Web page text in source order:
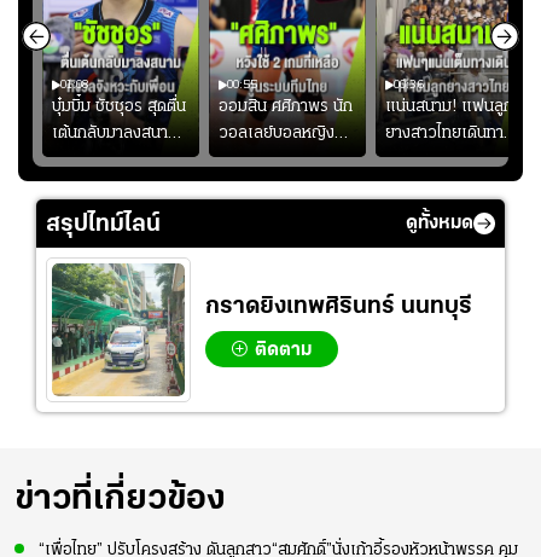
01:08
บุ๋มบิ๋ม ชัชชุอร สุดตื่น
เต้นกลับมาลงสนาม
ให้ทีมชาติ แอบกังวล
จังหวะไม่เข้ากับเพื่อน
00:55
ออมสิน ศศิภาพร นัก
วอลเลย์บอลหญิงทีม
ชาติไทย หวังใช้ 2
เกมที่เหลือ ปรับจู
00:36
แน่นสนาม! แฟนลูก
ยางสาวไทยเดินทาง
เข้ามาเชียร์สาวไทย
อย่างคึกคัก เพื่อให้
กำลังใจ ก่อนที่สาว
สรุปไทม์ไลน์ ดูทั้งหมด
กราดยิงเทพศิรินทร์ นนทบุรี
ติดตาม
ข่าวที่เกี่ยวข้อง
“เพื่อไทย” ปรับโครงสร้าง ดันลูกสาว“สมศักดิ์”นั่งเก้าอี้รองหัวหน้าพรรค คุม